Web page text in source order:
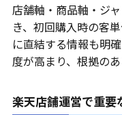
店舗軸・商品軸・ジ
き、初回購入時の客
に直結する情報も明
度が高まり、根拠の
楽天店舗運営で重要